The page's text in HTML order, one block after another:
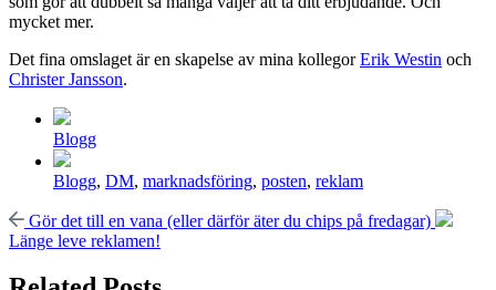
mycket mer.
Det fina omslaget är en skapelse av mina kollegorErik Westin och
Christer Jansson.
Posted
in
Blogg
Tagged
Blogg, DM, marknadsföring, posten, reklam
Previous
post:
Gör det till en vana (eller därför äter du chips på fredagar)
Next
Länge leve reklamen!